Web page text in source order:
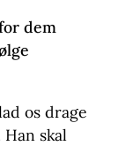
dem
os drage
skal